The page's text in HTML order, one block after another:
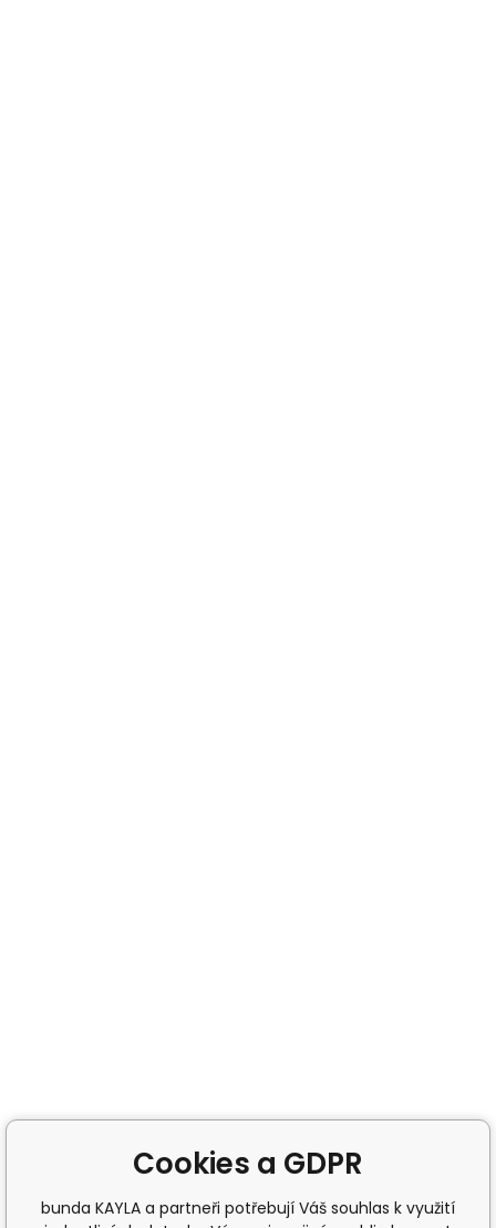
Cookies a GDPR
bunda KAYLA a partneři potřebují Váš souhlas k využití